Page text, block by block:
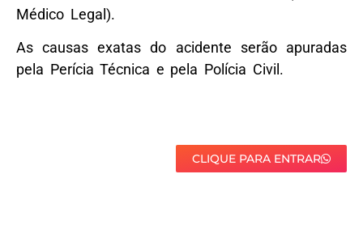
Médico Legal).
As causas exatas do acidente serão apuradas
pela Perícia Técnica e pela Polícia Civil.
CLIQUE PARA ENTRAR